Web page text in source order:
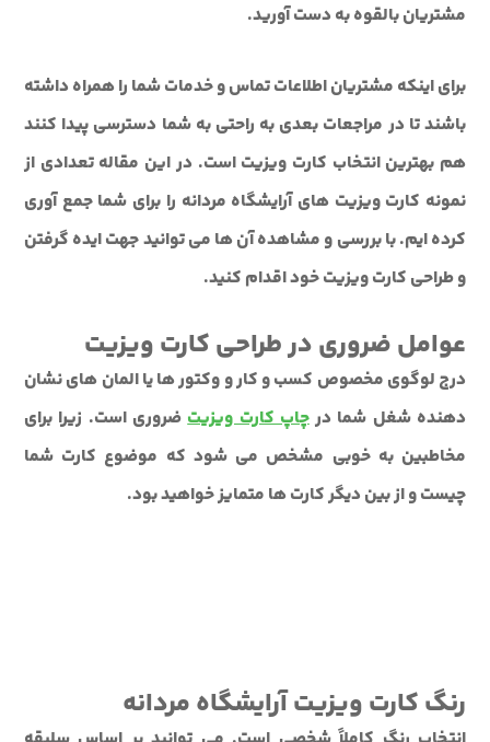
مشتریان بالقوه به دست آورید.
برای اینکه مشتریان اطلاعات تماس و خدمات شما را همراه داشته
باشند تا در مراجعات بعدی به راحتی به شما دسترسی پیدا کنند
هم بهترین انتخاب کارت ویزیت است. در این مقاله تعدادی از
نمونه کارت ویزیت های آرایشگاه مردانه را برای شما جمع آوری
کرده ایم. با بررسی و مشاهده آن ها می توانید جهت ایده گرفتن
و طراحی کارت ویزیت خود اقدام کنید.
عوامل ضروری در طراحی کارت ویزیت
درج لوگوی مخصوص کسب و کار و وکتور ها یا المان های نشان
دهنده شغل شما درچاپ کارت ویزیتضروری است. زیرا برای
مخاطبین به خوبی مشخص می شود که موضوع کارت شما
چیست و از بین دیگر کارت ها متمایز خواهید بود.
رنگ کارت ویزیت آرایشگاه مردانه